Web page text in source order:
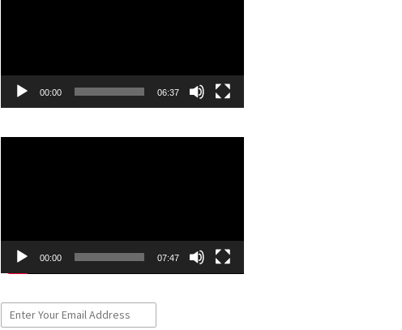
00:00 06:37
00:00 07:47